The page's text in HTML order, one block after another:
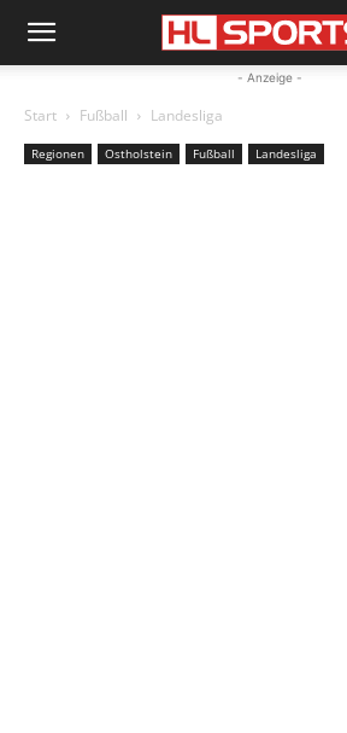
- Anzeige -
Start Fußball Landesliga
Regionen Ostholstein Fußball Landesliga